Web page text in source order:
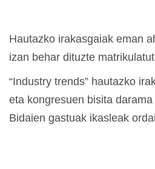
Hautazko irakasgaiak eman
izan behar dituzte
“Industry trends” hautazko
eta kongresuen bisita
Bidaien gastuak ikasleak